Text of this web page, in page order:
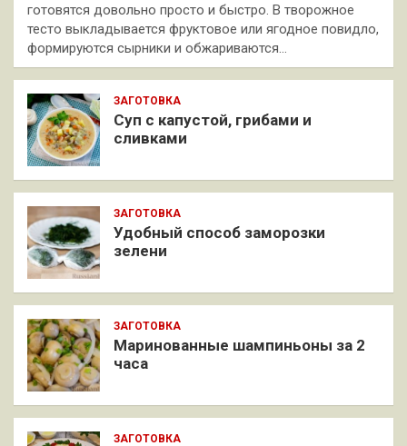
готовятся довольно просто и быстро. В творожное
тесто выкладывается фруктовое или ягодное повидло,
формируются сырники и обжариваются…
ЗАГОТОВКА
Суп с капустой, грибами и
сливками
ЗАГОТОВКА
Удобный способ заморозки
зелени
ЗАГОТОВКА
Маринованные шампиньоны за 2
часа
ЗАГОТОВКА